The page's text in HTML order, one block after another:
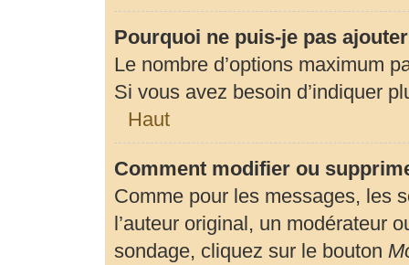
Pourquoi ne puis-je pas
Le nombre d’options maximum
Si vous avez besoin d’indiquer
Haut
Comment modifier ou
Comme pour les messages, les
l’auteur original, un modérateur
sondage, cliquez sur le bouton